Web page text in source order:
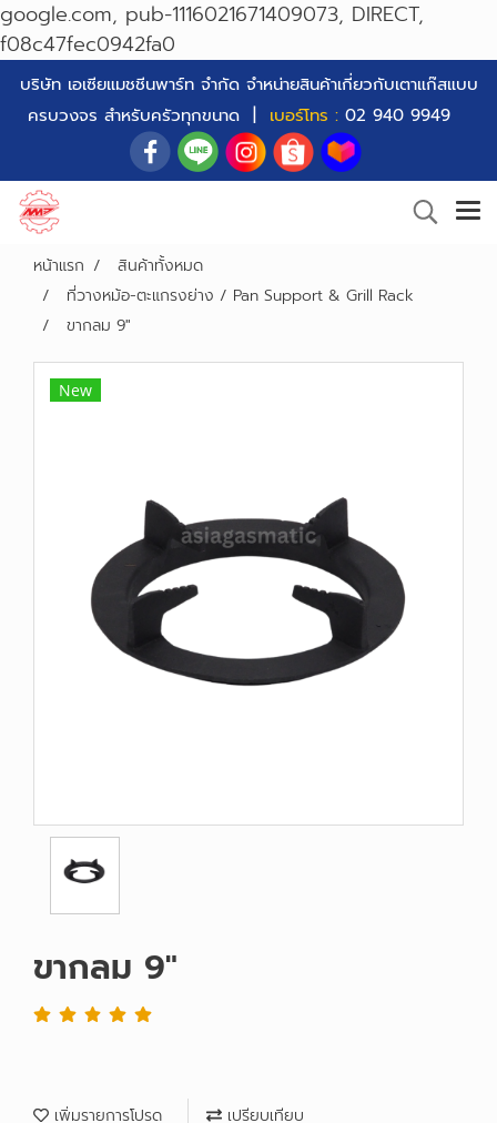
google.com, pub-1116021671409073, DIRECT,
f08c47fec0942fa0
บริษัท เอเซียแมชชีนพาร์ท จำกัด จำหน่ายสินค้าเกี่ยวกับเตาแก๊สแบบ
ครบวงจร สำหรับครัวทุกขนาด | เบอร์โทร : 02 940 9949
หน้าแรก
สินค้าทั้งหมด
ที่วางหม้อ-ตะแกรงย่าง / Pan Support & Grill Rack
ขากลม 9"
New
ขากลม 9"
เพิ่มรายการโปรด เปรียบเทียบ